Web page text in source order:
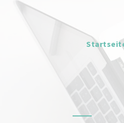
STARTSEITE
LEISTUNGEN